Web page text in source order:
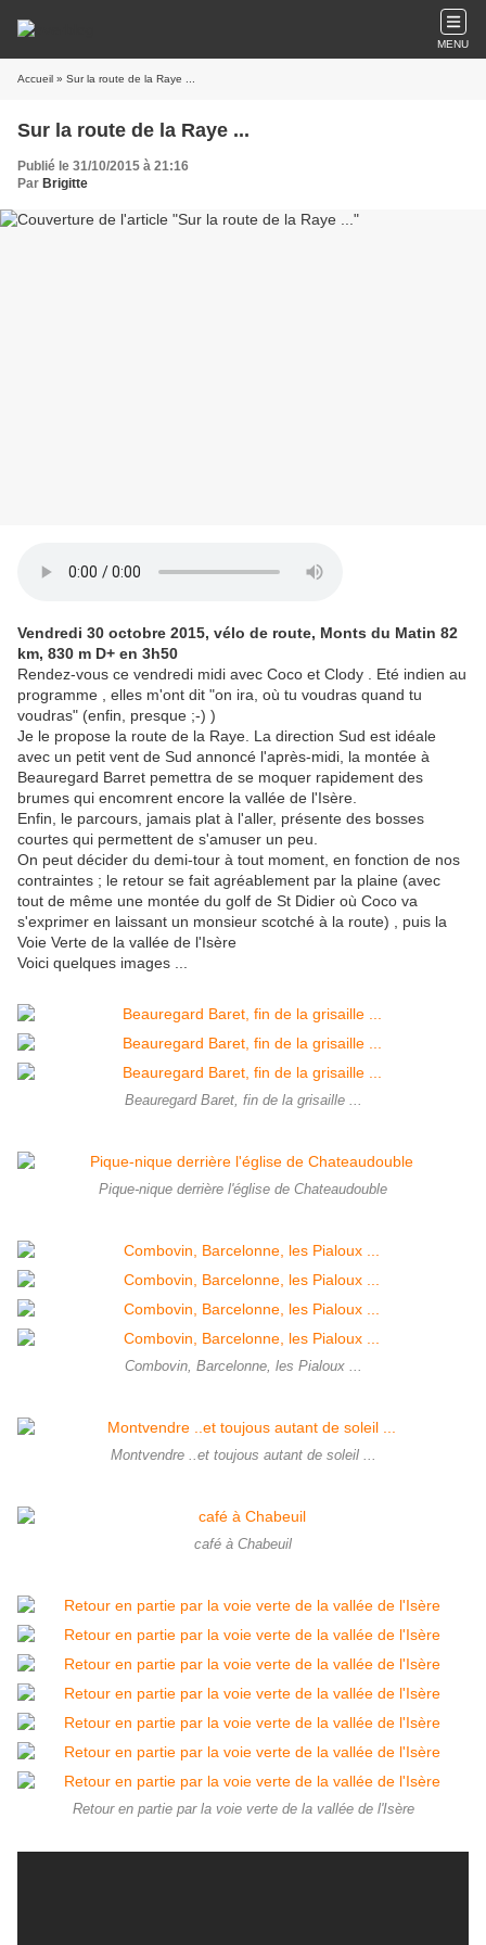
MENU
Accueil » Sur la route de la Raye ...
Sur la route de la Raye ...
Publié le 31/10/2015 à 21:16
Par Brigitte
Vendredi 30 octobre 2015, vélo de route, Monts du Matin 82
km, 830 m D+ en 3h50
Rendez-vous ce vendredi midi avec Coco et Clody . Eté indien au
programme , elles m'ont dit "on ira, où tu voudras quand tu
voudras" (enfin, presque ;-) )
Je le propose la route de la Raye. La direction Sud est idéale
avec un petit vent de Sud annoncé l'après-midi, la montée à
Beauregard Barret pemettra de se moquer rapidement des
brumes qui encomrent encore la vallée de l'Isère.
Enfin, le parcours, jamais plat à l'aller, présente des bosses
courtes qui permettent de s'amuser un peu.
On peut décider du demi-tour à tout moment, en fonction de nos
contraintes ; le retour se fait agréablement par la plaine (avec
tout de même une montée du golf de St Didier où Coco va
s'exprimer en laissant un monsieur scotché à la route) , puis la
Voie Verte de la vallée de l'Isère
Voici quelques images ...
Beauregard Baret, fin de la grisaille ...
Pique-nique derrière l'église de Chateaudouble
Combovin, Barcelonne, les Pialoux ...
Montvendre ..et toujous autant de soleil ...
café à Chabeuil
Retour en partie par la voie verte de la vallée de l'Isère